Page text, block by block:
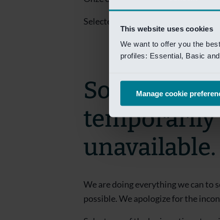
This website uses cookies
We want to offer you the
profiles: Essential, Basic
Manage cookie
Selecteer een van de login opties
Sorry! This
temporarily
unavailable.
We are doing everything we can to
possible. We apologize for the